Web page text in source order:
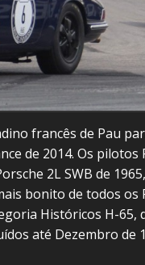
francês de Pau
de 2014. Os pilotos
2L SWB de 1965,
bonito de todos os
Históricos H-65,
até Dezembro de